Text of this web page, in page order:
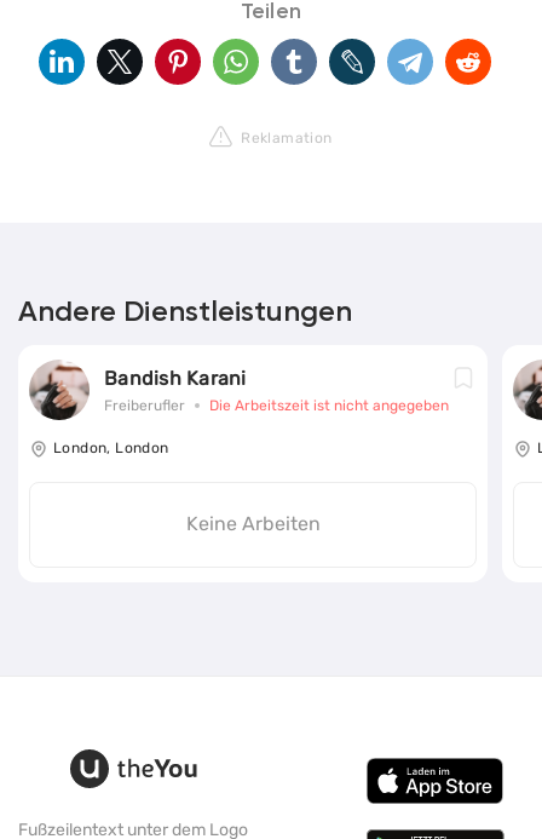
Teilen
Reklamation
Andere Dienstleistungen
Bandish Karani
Freiberufler Die Arbeitszeit ist nicht angegeben
London, London
Keine Arbeiten
Fußzeilentext unter dem Logo